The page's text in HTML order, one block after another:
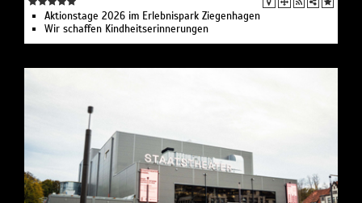
Aktionstage 2026 im Erlebnispark Ziegenhagen
Wir schaffen Kindheitserinnerungen